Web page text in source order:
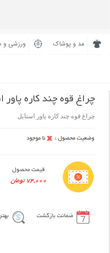
مد و پوشاک ورزشی و
چراغ قوه چند کاره پاور
چراغ قوه چند کاره پاور استایل
قیمت محصول
74,000 تومان
ضمانت بازگشت